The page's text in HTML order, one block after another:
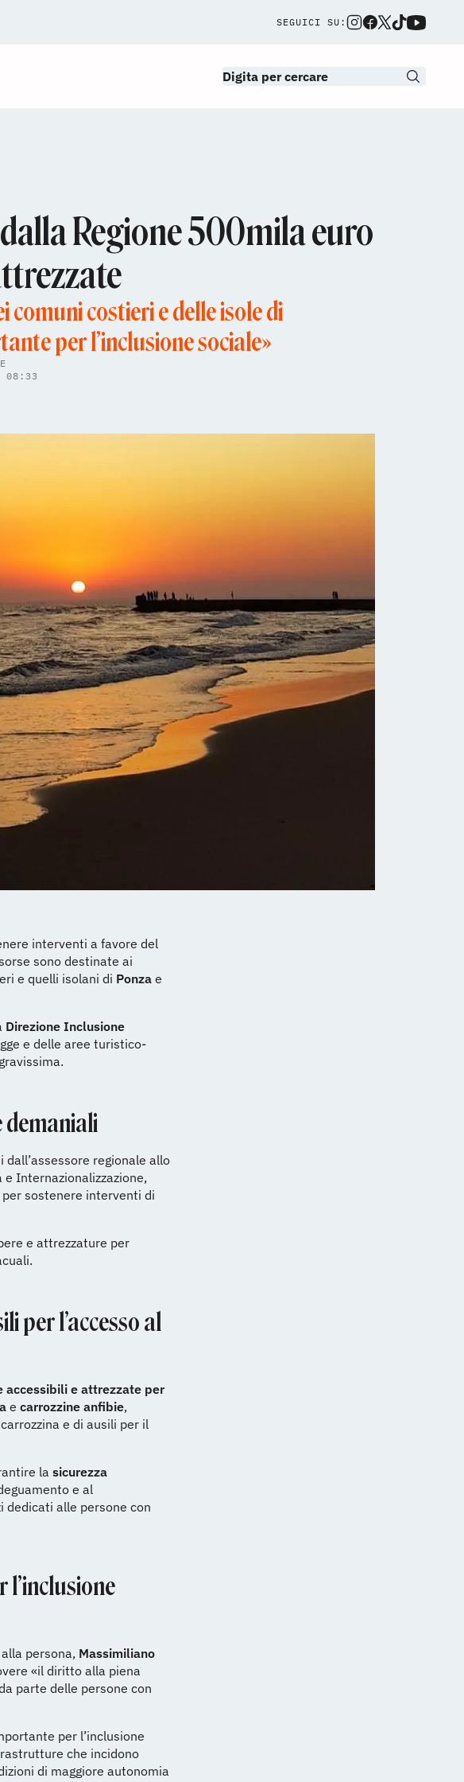
SEGUICI SU:
Regione 500mila euro
costieri e delle isole di
per l’inclusione sociale»
08:33
interventi a favore del
sono destinate ai
e quelli isolani di Ponza e
Direzione Inclusione
e delle aree turistico-
demaniali
dall’assessore regionale allo
Internazionalizzazione,
sostenere interventi di
e attrezzature per
per l’accesso al
accessibili e attrezzate per
e carrozzine anfibie,
e di ausili per il
la sicurezza
e al
dedicati alle persone con
persona, Massimiliano
«il diritto alla piena
parte delle persone con
per l’inclusione
che incidono
di maggiore autonomia